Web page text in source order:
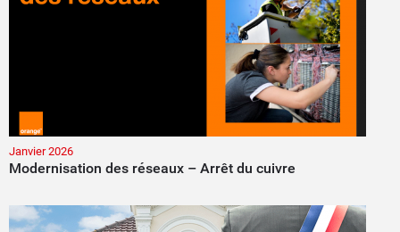
Janvier 2026
Modernisation des réseaux – Arrêt du cuivre